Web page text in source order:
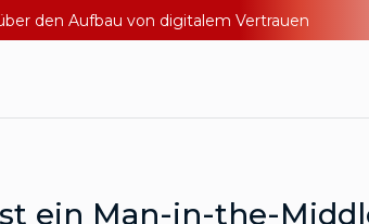
den Aufbau von digitalem Vertrauen
ein Man-in-the-